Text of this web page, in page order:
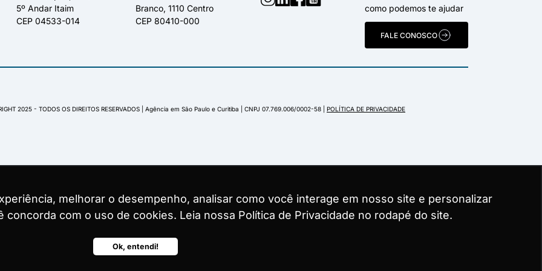
melhorar o desempenho, analisar como você interage em nosso site e personalizar
com o uso de cookies. Leia nossa Política de Privacidade no rodapé do site.
Ok, entendi!
melhorar o desempenho, analisar como você interage em nosso site e personalizar
com o uso de cookies. Leia nossa Política de Privacidade no rodapé do site.
Ok, entendi!
melhorar o desempenho, analisar como você interage em nosso site e personalizar
com o uso de cookies. Leia nossa Política de Privacidade no rodapé do site.
Ok, entendi!
5º Andar Itaim
CEP 04533-014
Branco, 1110 Centro
CEP 80410-000
como podemos te ajudar
FALE CONOSCO
2025 - TODOS OS DIREITOS RESERVADOS | Agência em São Paulo e Curitiba | CNPJ 07.769.006/0002-58 | POLÍTICA DE PRIVACIDADE